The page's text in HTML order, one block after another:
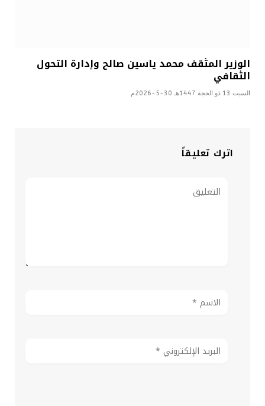
الوزير المثقف محمد ياسين صالح وإدارة التحول
الثقافي
السبت 13 ذو الحجة 1447هـ 30-5-2026م
اترك تعليقاً